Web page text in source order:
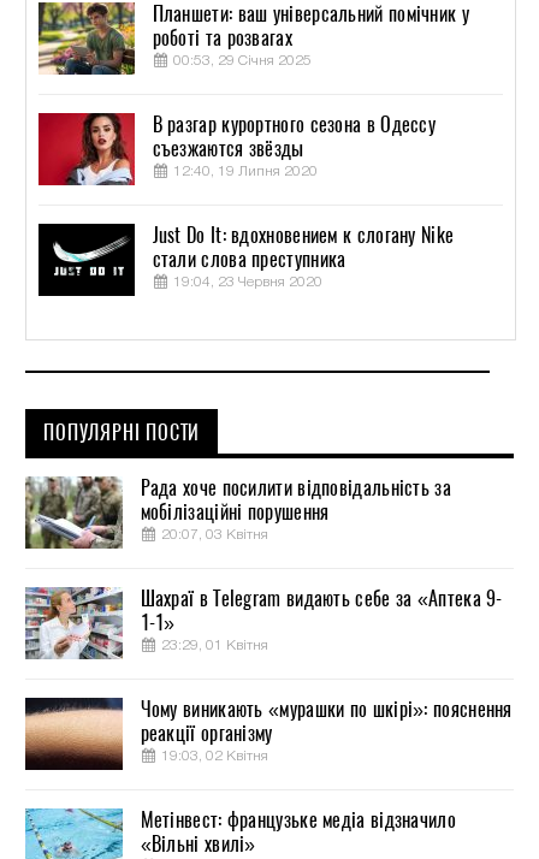
Планшети: ваш універсальний помічник у
роботі та розвагах
00:53, 29 Січня 2025
В разгар курортного сезона в Одессу
съезжаются звёзды
12:40, 19 Липня 2020
Just Do It: вдохновением к слогану Nike
стали слова преступника
19:04, 23 Червня 2020
ПОПУЛЯРНІ ПОСТИ
Рада хоче посилити відповідальність за
мобілізаційні порушення
20:07, 03 Квітня
Шахраї в Telegram видають себе за «Аптека 9-
1-1»
23:29, 01 Квітня
Чому виникають «мурашки по шкірі»: пояснення
реакції організму
19:03, 02 Квітня
Метінвест: французьке медіа відзначило
«Вільні хвилі»